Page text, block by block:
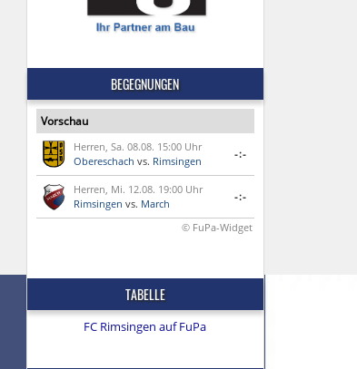
BEGEGNUNGEN
Vorschau
Herren, Sa. 08.08. 15:00 Uhr
Obereschach vs. Rimsingen
-:-
Herren, Mi. 12.08. 19:00 Uhr
Rimsingen vs. March
-:-
© FuPa-Widget
TABELLE
FC Rimsingen auf FuPa